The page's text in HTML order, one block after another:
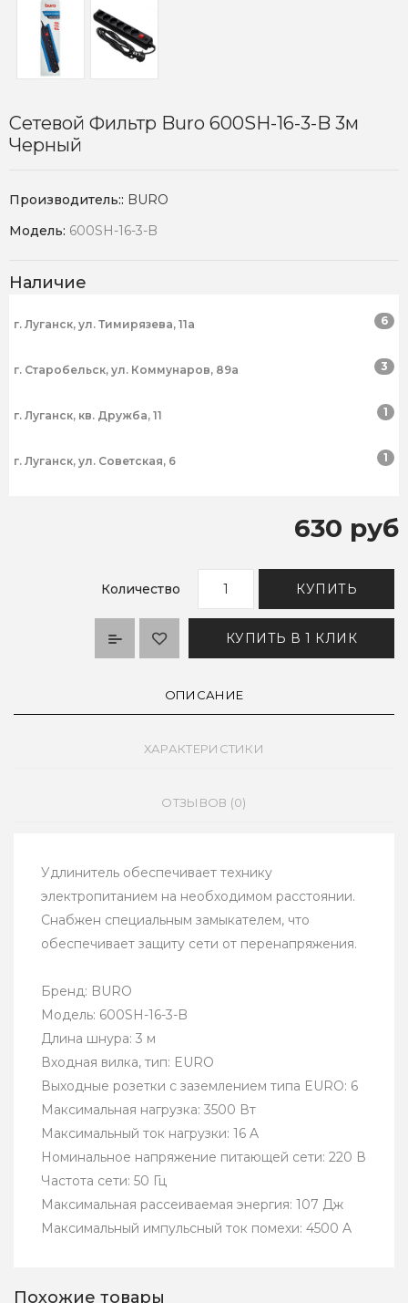
Сетевой Фильтр Buro 600SH-16-3-B 3м
Черный
Производитель:: BURO
Модель: 600SH-16-3-B
Наличие
г. Луганск, ул. Тимирязева, 11а 6
г. Старобельск, ул. Коммунаров, 89а 3
г. Луганск, кв. Дружба, 11 1
г. Луганск, ул. Советская, 6 1
630 руб
Количество КУПИТЬ
КУПИТЬ В 1 КЛИК
ОПИСАНИЕ
ХАРАКТЕРИСТИКИ
ОТЗЫВОВ (0)
Удлинитель обеспечивает технику
электропитанием на необходимом расстоянии.
Снабжен специальным замыкателем, что
обеспечивает защиту сети от перенапряжения.
Бренд: BURO
Модель: 600SH-16-3-B
Длина шнура: 3 м
Входная вилка, тип: EURO
Выходные розетки с заземлением типа EURO: 6
Максимальная нагрузка: 3500 Вт
Максимальный ток нагрузки: 16 A
Номинальное напряжение питающей сети: 220 В
Частота сети: 50 Гц
Максимальная рассеиваемая энергия: 107 Дж
Максимальный импульсный ток помехи: 4500 A
Похожие товары